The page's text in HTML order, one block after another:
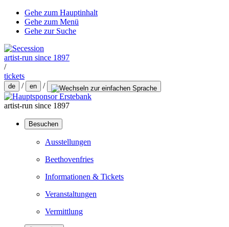
Gehe zum Hauptinhalt
Gehe zum Menü
Gehe zur Suche
artist-run since 1897
/
tickets
de / en /
artist-run since 1897
Besuchen
Ausstellungen
Beethovenfries
Informationen & Tickets
Veranstaltungen
Vermittlung